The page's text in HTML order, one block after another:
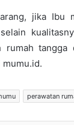
jika Ibu
selain
rumah tangga
mumu.id.
perawatan